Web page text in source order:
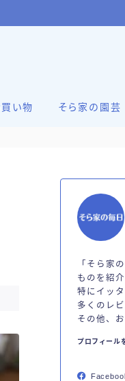
い物 そら家の園芸
「そら家
ものを紹
特にイッ
多くのレ
その他、
プロフィール